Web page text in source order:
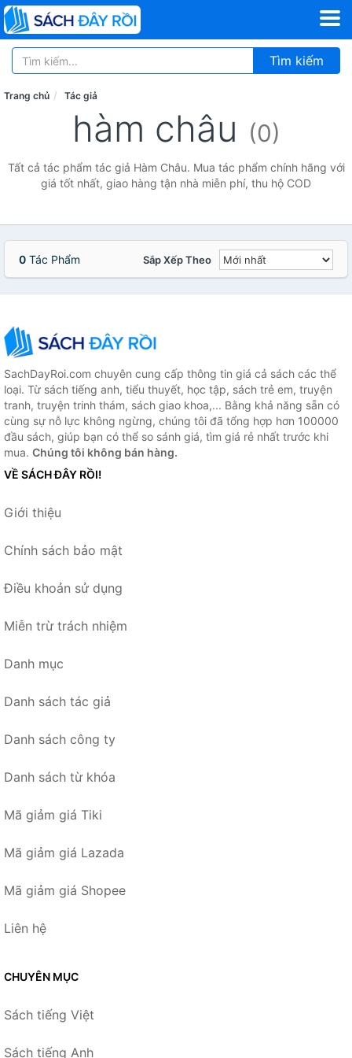
Tìm kiếm
Trang chủ Tác giả
hàm châu (0)
Tất cả tác phẩm tác giả Hàm Châu. Mua tác phẩm chính hãng với
giá tốt nhất, giao hàng tận nhà miễn phí, thu hộ COD
0 Tác Phẩm Sắp Xếp Theo
SachDayRoi.com chuyên cung cấp thông tin giá cả sách các thể
loại. Từ sách tiếng anh, tiểu thuyết, học tập, sách trẻ em, truyện
tranh, truyện trinh thám, sách giao khoa,... Bằng khả năng sẵn có
cùng sự nỗ lực không ngừng, chúng tôi đã tổng hợp hơn 100000
đầu sách, giúp bạn có thể so sánh giá, tìm giá rẻ nhất trước khi
mua. Chúng tôi không bán hàng.
VỀ SÁCH ĐÂY RỒI!
Giới thiệu
Chính sách bảo mật
Điều khoản sử dụng
Miễn trừ trách nhiệm
Danh mục
Danh sách tác giả
Danh sách công ty
Danh sách từ khóa
Mã giảm giá Tiki
Mã giảm giá Lazada
Mã giảm giá Shopee
Liên hệ
CHUYÊN MỤC
Sách tiếng Việt
Sách tiếng Anh